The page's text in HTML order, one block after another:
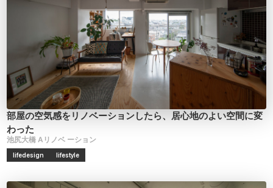
部屋の空気感をリノベーションしたら、居心地のよい空間に変
わった
池尻大橋 Aリノベ ーション
lifedesign lifestyle